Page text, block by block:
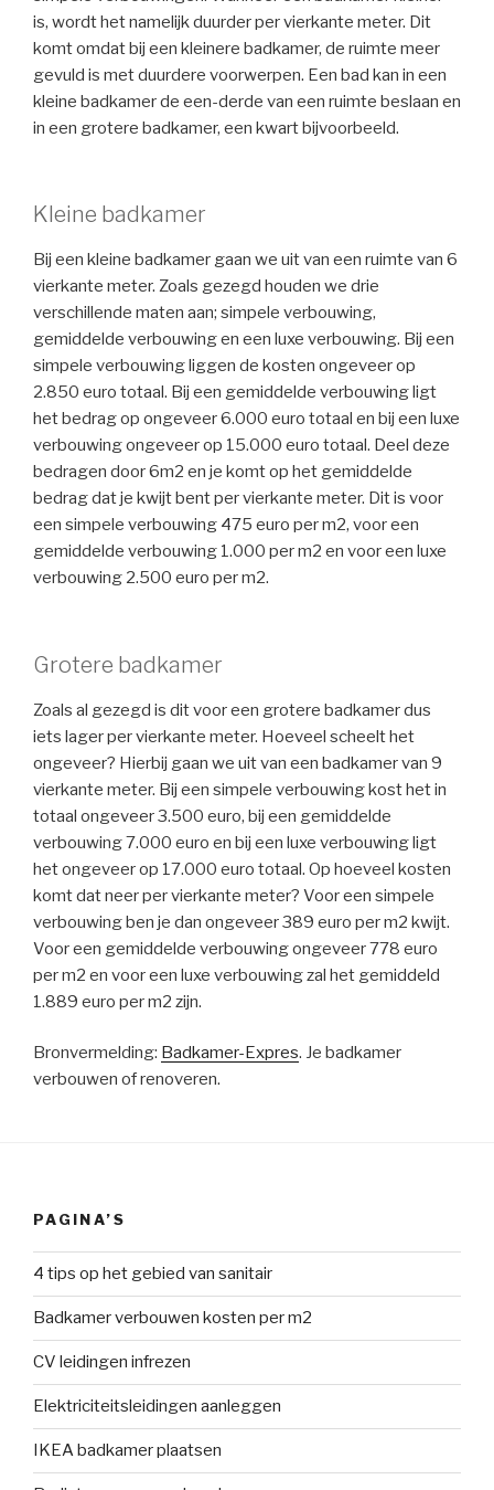
is, wordt het namelijk duurder per vierkante meter. Dit
komt omdat bij een kleinere badkamer, de ruimte meer
gevuld is met duurdere voorwerpen. Een bad kan in een
kleine badkamer de een-derde van een ruimte beslaan en
in een grotere badkamer, een kwart bijvoorbeeld.
Kleine badkamer
Bij een kleine badkamer gaan we uit van een ruimte van 6
vierkante meter. Zoals gezegd houden we drie
verschillende maten aan; simpele verbouwing,
gemiddelde verbouwing en een luxe verbouwing. Bij een
simpele verbouwing liggen de kosten ongeveer op
2.850 euro totaal. Bij een gemiddelde verbouwing ligt
het bedrag op ongeveer 6.000 euro totaal en bij een luxe
verbouwing ongeveer op 15.000 euro totaal. Deel deze
bedragen door 6m2 en je komt op het gemiddelde
bedrag dat je kwijt bent per vierkante meter. Dit is voor
een simpele verbouwing 475 euro per m2, voor een
gemiddelde verbouwing 1.000 per m2 en voor een luxe
verbouwing 2.500 euro per m2.
Grotere badkamer
Zoals al gezegd is dit voor een grotere badkamer dus
iets lager per vierkante meter. Hoeveel scheelt het
ongeveer? Hierbij gaan we uit van een badkamer van 9
vierkante meter. Bij een simpele verbouwing kost het in
totaal ongeveer 3.500 euro, bij een gemiddelde
verbouwing 7.000 euro en bij een luxe verbouwing ligt
het ongeveer op 17.000 euro totaal. Op hoeveel kosten
komt dat neer per vierkante meter? Voor een simpele
verbouwing ben je dan ongeveer 389 euro per m2 kwijt.
Voor een gemiddelde verbouwing ongeveer 778 euro
per m2 en voor een luxe verbouwing zal het gemiddeld
1.889 euro per m2 zijn.
Bronvermelding: Badkamer-Expres. Je badkamer
verbouwen of renoveren.
PAGINA’S
4 tips op het gebied van sanitair
Badkamer verbouwen kosten per m2
CV leidingen infrezen
Elektriciteitsleidingen aanleggen
IKEA badkamer plaatsen